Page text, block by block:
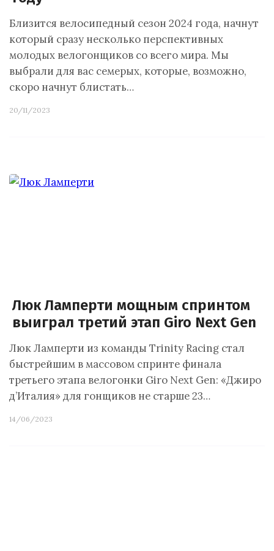
Близится велосипедный сезон 2024 года, начнут
который сразу несколько перспективных
молодых велогонщиков со всего мира. Мы
выбрали для вас семерых, которые, возможно,
скоро начнут блистать…
20/11/2023
Люк Ламперти мощным спринтом
выиграл третий этап Giro Next Gen
Люк Ламперти из команды Trinity Racing стал
быстрейшим в массовом спринте финала
третьего этапа велогонки Giro Next Gen: «Джиро
д’Италия» для гонщиков не старше 23…
14/06/2023